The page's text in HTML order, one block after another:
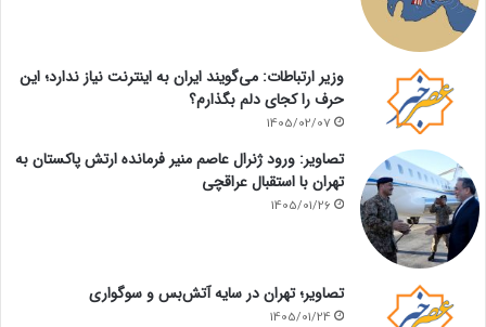
وزیر ارتباطات: می‌گویند ایران به اینترنت نیاز ندارد؛ این
حرف را کجای دلم بگذارم؟
1405/02/07
تصاویر: ورود ژنرال عاصم منیر فرمانده ارتش پاکستان به
تهران با استقبال عراقچی
1405/01/26
تصاویر؛ تهران در سایه آتش‌بس و سوگواری
1405/01/24